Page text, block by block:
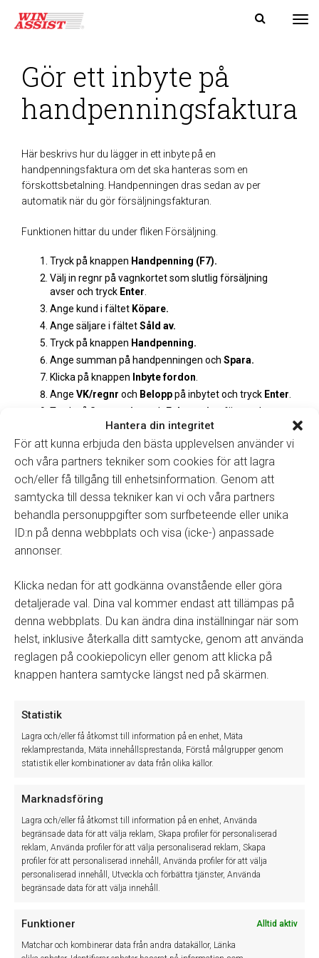
Hantera din integritet
För att kunna erbjuda den bästa upplevelsen använder vi
och våra partners tekniker som cookies för att lagra
och/eller få tillgång till enhetsinformation. Genom att
samtycka till dessa tekniker kan vi och våra partners
behandla personuppgifter som surfbeteende eller unika
ID:n på denna webbplats och visa (icke-) anpassade
annonser.
Klicka nedan för att godkänna ovanstående eller göra
detaljerade val. Dina val kommer endast att tillämpas på
denna webbplats. Du kan ändra dina inställningar när som
helst, inklusive återkalla ditt samtycke, genom att använda
reglagen på cookiepolicyn eller genom att klicka på
knappen hantera samtycke längst ned på skärmen.
Statistik
Lagra och/eller få åtkomst till information på en enhet, Mäta
reklamprestanda, Mäta innehållsprestanda, Förstå målgrupper genom
statistik eller kombinationer av data från olika källor.
Marknadsföring
Lagra och/eller få åtkomst till information på en enhet, Använda
begränsade data för att välja reklam, Skapa profiler för personaliserad
reklam, Använda profiler för att välja personaliserad reklam, Skapa
profiler för att personaliserad innehåll, Använda profiler för att välja
personaliserad innehåll, Utveckla och förbättra tjänster, Använda
begränsade data för att välja innehåll.
Funktioner Alltid aktiv
Matchar och kombinerar data från andra datakällor, Länka
Gör ett inbyte på
handpenningsfaktura
Här beskrivs hur du lägger in ett inbyte på en
handpenningsfaktura om det ska hanteras som en
förskottsbetalning. Handpenningen dras sedan av per
automatik när du gör försäljningsfakturan.
Funktionen hittar du under fliken Försäljning.
Tryck på knappen Handpenning (F7).
Välj in regnr på vagnkortet som slutlig försäljning
avser och tryck Enter
Ange kund i fältet Köpare.
Ange säljare i fältetSåld av.
Tryck på knappen Handpenning.
Ange summan på handpenningen och Spara.
Klicka på knappen Inbyte fordon
Ange VK/regnr och Belopppå inbytetoch tryck Enter
Tryck på Summering och Fakturering
för att skapa
Tillbaka till manualer
Winassist System AB
Winassist system AB utvecklar och levererar IT-baserade system
som effektiviserar det dagliga arbetet inom den svenska
fordonsbranschen. Med våra system och tjänster hjälper vi våra
Sekretessinformation